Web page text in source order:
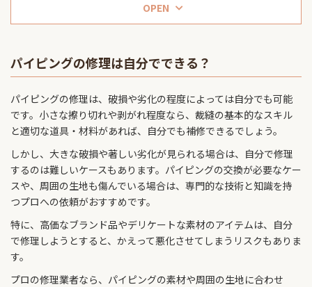
OPEN
接着剤・補修材
自分でパイピング修理する方法
小さな破れ・剥がれの補修
接着剤を使った簡易補修
縫い付けによる補修
自分でパイピング修理する際の注意点
素材に合った補修材を選択する
パイピングの修理は自分でできる？
パイピングの修理は、破損や劣化の程度によっては自分でも可能
です。小さな擦り切れや剥がれ程度なら、裁縫の基本的なスキル
と適切な道具・材料があれば、自分でも補修できるでしょう。
しかし、大きな破損や著しい劣化が見られる場合は、自分で修理
するのは難しいケースもあります。パイピングの交換が必要なケー
スや、周囲の生地も傷んでいる場合は、専門的な技術と知識を持
つプロへの依頼がおすすめです。
特に、高価なブランド品やデリケートな素材のアイテムは、自分
で修理しようとすると、かえって悪化させてしまうリスクもありま
す。
プロの修理業者なら、パイピングの素材や周囲の生地に合わせ